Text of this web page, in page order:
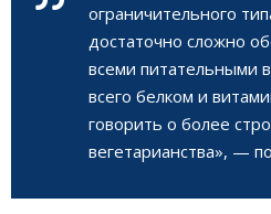
ограничительного
достаточно сложно
всеми питательными
всего белком и
говорить о более
вегетарианства», —